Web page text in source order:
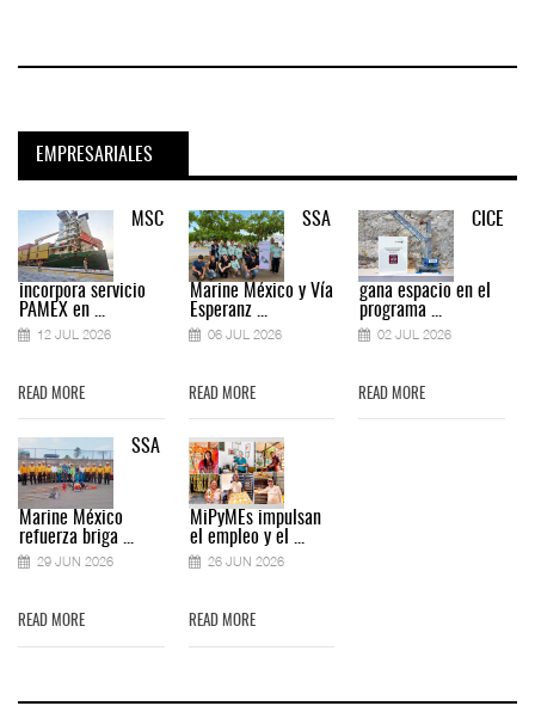
EMPRESARIALES
MSC
incorpora servicio
PAMEX en ...
12 JUL 2026
READ MORE
SSA
Marine México
refuerza briga ...
29 JUN 2026
READ MORE
SSA
Marine México y Vía
Esperanz ...
06 JUL 2026
READ MORE
MiPyMEs impulsan
el empleo y el ...
26 JUN 2026
READ MORE
CICE
gana espacio en el
programa ...
02 JUL 2026
READ MORE